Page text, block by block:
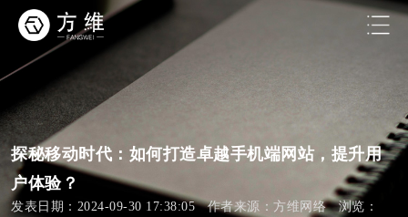
探秘移动时代：如何打造卓越手机端网站，提升用
户体验？
发表日期：2024-09-30 17:38:05 作者来源：方维网络 浏览：